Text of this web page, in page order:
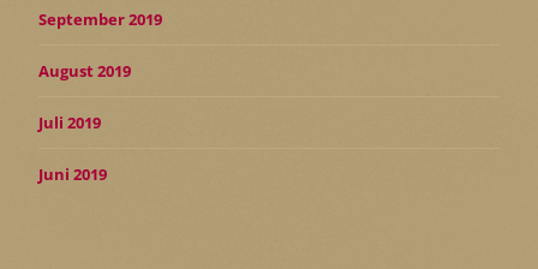
September 2019
August 2019
Juli 2019
Juni 2019